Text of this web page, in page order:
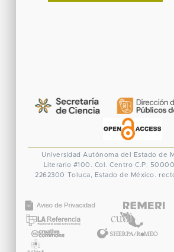
Universidad Autónoma del Estado de
Literario #100. Col. Centro C.P.
2262300 Toluca, Estado de México.